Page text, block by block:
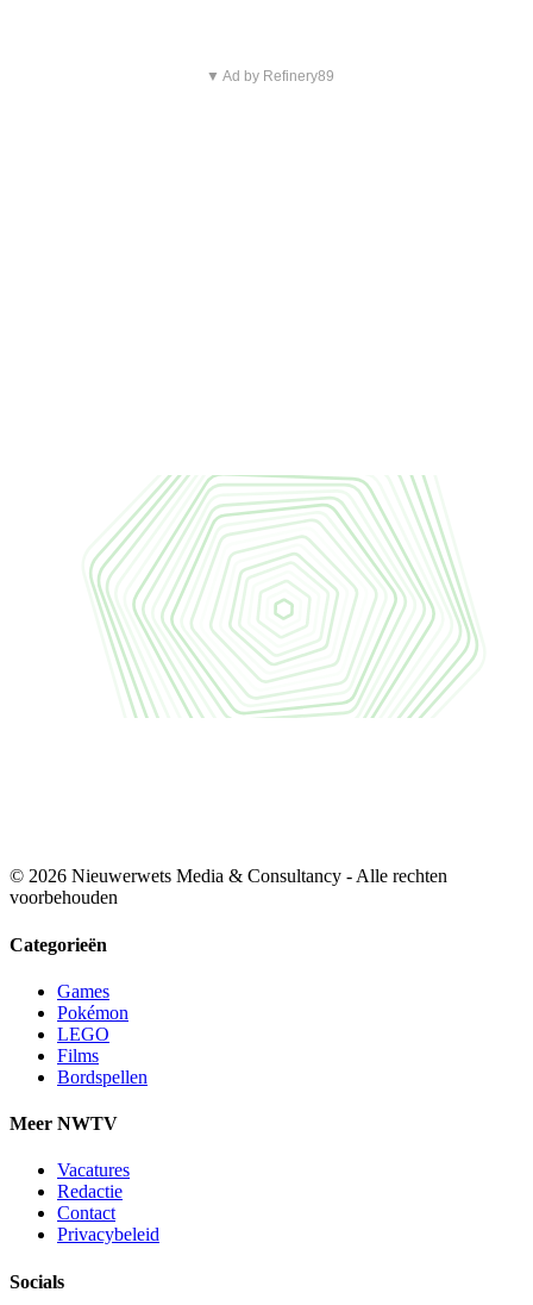
▼ Ad by Refinery89
© 2026 Nieuwerwets Media & Consultancy - Alle rechten
voorbehouden
Categorieën
Games
Pokémon
LEGO
Films
Bordspellen
Meer NWTV
Vacatures
Redactie
Contact
Privacybeleid
Socials